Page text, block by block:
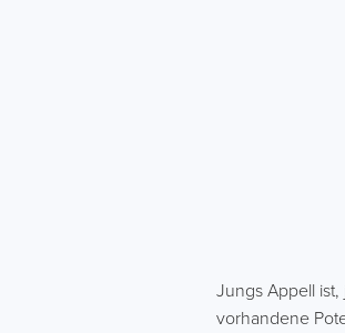
Jungs Appell
vorhandene